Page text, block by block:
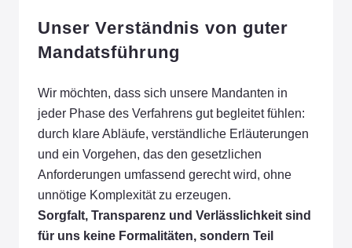
Unser Verständnis von guter
Mandatsführung
Wir möchten, dass sich unsere Mandanten in
jeder Phase des Verfahrens gut begleitet fühlen:
durch klare Abläufe, verständliche Erläuterungen
und ein Vorgehen, das den gesetzlichen
Anforderungen umfassend gerecht wird, ohne
unnötige Komplexität zu erzeugen.
Sorgfalt, Transparenz und Verlässlichkeit sind
für uns keine Formalitäten, sondern Teil